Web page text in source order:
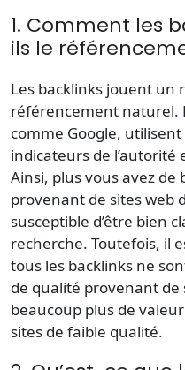
1. Comment les
ils le
Les backlinks jouent un
référencement naturel.
comme Google,
indicateurs de l’autorité
Ainsi, plus vous avez de
provenant de sites web
susceptible d’être bien
recherche. Toutefois, il
tous les backlinks ne
de qualité provenant de
beaucoup plus de
sites de faible qualité.